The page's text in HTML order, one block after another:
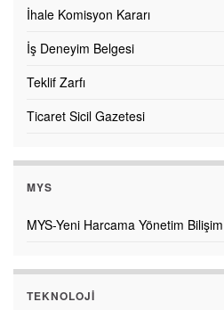
İhale Komisyon Kararı
İş Deneyim Belgesi
Teklif Zarfı
Ticaret Sicil Gazetesi
MYS
MYS-Yeni Harcama Yönetim
TEKNOLOJI